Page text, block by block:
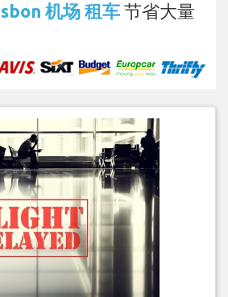
机场 租车 节省大量